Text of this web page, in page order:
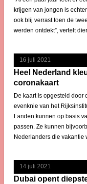
krijgen van jongen is
ook blij verrast toen de
werden ontdekt”, vertelt
16 juli 2021
Heel Nederland
coronakaart
De kaart is opgesteld door
evenknie van het
Landen kunnen op basis
passen. Ze kunnen
Nederlanders die vakantie
14 juli 2021
Dubai opent